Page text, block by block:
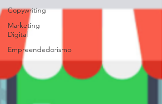
Copywriting
Marketing
Digital
Empreendedorismo